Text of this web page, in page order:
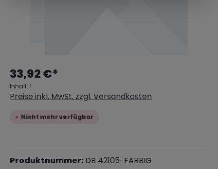
33,92 €*
Inhalt: 1
Preise inkl. MwSt. zzgl. Versandkosten
Nicht mehr verfügbar
Produktnummer: DB 42105-FARBIG